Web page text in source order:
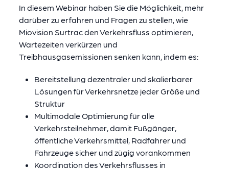
In diesem Webinar haben Sie die Möglichkeit, mehr
darüber zu erfahren und Fragen zu stellen, wie
Miovision Surtrac den Verkehrsfluss optimieren,
Wartezeiten verkürzen und
Treibhausgasemissionen senken kann, indem es:
Bereitstellung dezentraler und skalierbarer
Lösungen für Verkehrsnetze jeder Größe und
Struktur
Multimodale Optimierung für alle
Verkehrsteilnehmer, damit Fußgänger,
öffentliche Verkehrsmittel, Radfahrer und
Fahrzeuge sicher und zügig vorankommen
Koordination des Verkehrsflusses in